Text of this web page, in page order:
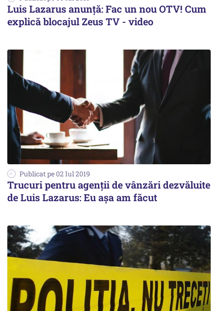
Luis Lazarus anunță: Fac un nou OTV! Cum
explică blocajul Zeus TV - video
Publicat pe 02 Iul 2019
Trucuri pentru agenţii de vânzări dezvăluite
de Luis Lazarus: Eu aşa am făcut